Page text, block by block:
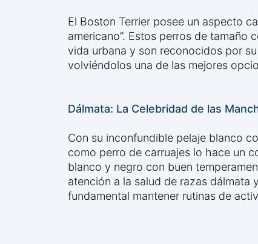
El Boston Terrier posee un aspecto
americano”. Estos perros de
vida urbana y son reconocidos por
volviéndolos una de las mejores
Dálmata: La Celebridad de las
Con su inconfundible pelaje blanco
como perro de carruajes lo hace un
blanco y negro con buen
atención a la salud de razas dálmata
fundamental mantener rutinas de